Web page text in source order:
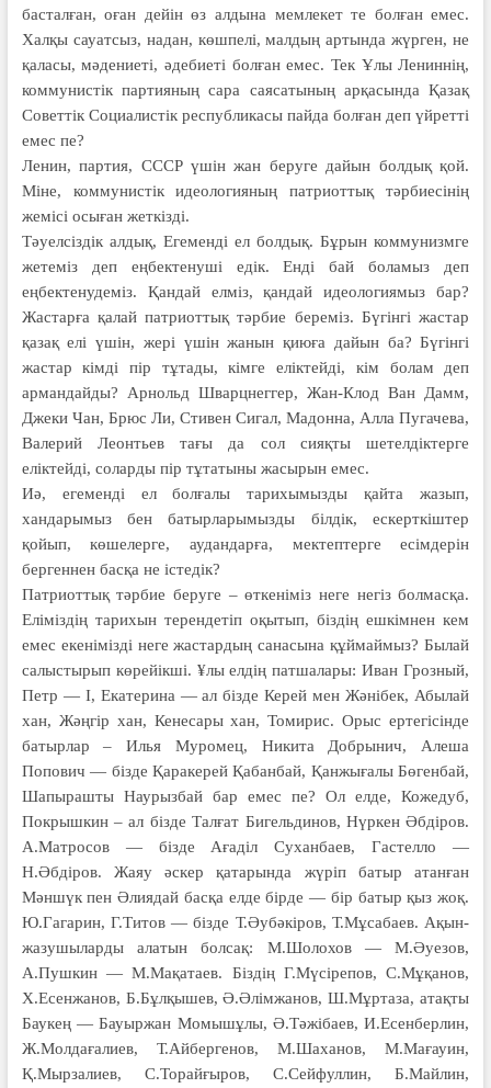
басталған, оған дейін өз алдына мемлекет те болған емес.
Халқы сауатсыз, надан, көшпелі, малдың артында жүрген, не
қаласы, мәдениеті, әдебиеті болған емес. Тек Ұлы Лениннің,
коммунистік партияның сара саясатының арқасында Қазақ
Советтік Социалистік республикасы пайда болған деп үйретті
емес пе?
Ленин, партия, СССР үшін жан беруге дайын болдық қой.
Міне, коммунистік идеологияның патриоттық тәрбиесінің
жемісі осыған жеткізді.
Тәуелсіздік алдық, Егеменді ел болдық. Бұрын коммунизмге
жетеміз деп еңбектенуші едік. Енді бай боламыз деп
еңбектенудеміз. Қандай елміз, қандай идеологиямыз бар?
Жастарға қалай патриоттық тәрбие береміз. Бүгінгі жастар
қазақ елі үшін, жері үшін жанын қиюға дайын ба? Бүгінгі
жастар кімді пір тұтады, кімге еліктейді, кім болам деп
армандайды? Арнольд Шварцнеггер, Жан-Клод Ван Дамм,
Джеки Чан, Брюс Ли, Стивен Сигал, Мадонна, Алла Пугачева,
Валерий Леонтьев тағы да сол сияқты шетелдіктерге
еліктейді, соларды пір тұтатыны жасырын емес.
Иә, егеменді ел болғалы тарихымызды қайта жазып,
хандарымыз бен батырларымызды білдік, ескерткіштер
қойып, көшелерге, аудандарға, мектептерге есімдерін
бергеннен басқа не істедік?
Патриоттық тәрбие беруге – өткеніміз неге негіз болмасқа.
Еліміздің тарихын терендетіп оқытып, біздің ешкімнен кем
емес екенімізді неге жастардың санасына құймаймыз? Былай
салыстырып көрейікші. ¥лы елдің патшалары: Иван Грозный,
Петр — I, Екатерина — ал бізде Керей мен Жәнібек, Абылай
хан, Жәңгір хан, Кенесары хан, Томирис. Орыс ертегісінде
батырлар – Илья Муромец, Никита Добрынич, Алеша
Попович — бізде Қаракерей Қабанбай, Қанжығалы Бөгенбай,
Шапырашты Наурызбай бар емес пе? Ол елде, Кожедуб,
Покрышкин – ал бізде Талғат Бигельдинов, Нүркен Әбдіров.
A.Матросов — бізде Ағаділ Суханбаев, Гастелло —
Н.Әбдіров. Жаяу әскер қатарында жүріп батыр атанған
Мәншүк пен Әлиядай басқа елде бірде — бір батыр қыз жоқ.
Ю.Гагарин, Г.Титов — бізде Т.Әубәкіров, Т.Мұсабаев. Ақын-
жазушыларды алатын болсақ: М.Шолохов — М.Әуезов,
А.Пушкин — М.Мақатаев. Біздің Г.Мүсірепов, С.Мұқанов,
Х.Есенжанов, Б.Бұлқышев, Ә.Әлімжанов, Ш.Мұртаза, атақты
Баукең — Бауыржан Момышұлы, Ә.Тәжібаев, И.Есенберлин,
Ж.Молдағалиев, Т.Айбергенов, М.Шаханов, М.Мағауин,
Қ.Мырзалиев, С.Торайғыров, С.Сейфуллин, Б.Майлин,